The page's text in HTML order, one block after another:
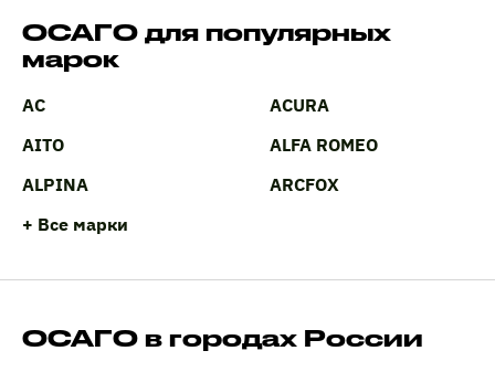
ОСАГО для популярных
марок
AC
ACURA
AITO
ALFA ROMEO
ALPINA
ARCFOX
+ Все марки
ОСАГО в городах России